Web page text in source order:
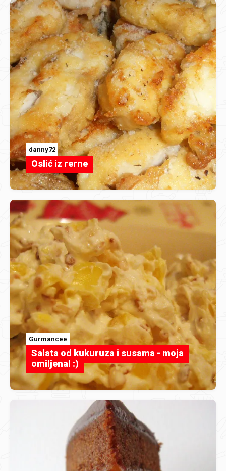
danny72
Oslić iz rerne
Gurmancee
Salata od kukuruza i susama - moja
omiljena! :)